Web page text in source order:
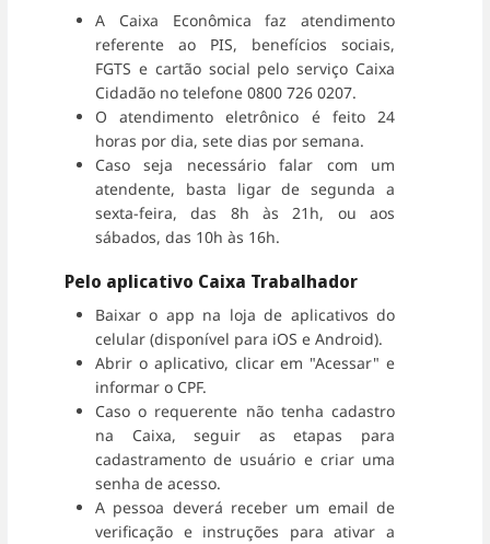
A Caixa Econômica faz atendimento
referente ao PIS, benefícios sociais,
FGTS e cartão social pelo serviço Caixa
Cidadão no telefone 0800 726 0207.
O atendimento eletrônico é feito 24
horas por dia, sete dias por semana.
Caso seja necessário falar com um
atendente, basta ligar de segunda a
sexta-feira, das 8h às 21h, ou aos
sábados, das 10h às 16h.
Pelo aplicativo Caixa Trabalhador
Baixar o app na loja de aplicativos do
celular (disponível para iOS e Android).
Abrir o aplicativo, clicar em "Acessar" e
informar o CPF.
Caso o requerente não tenha cadastro
na Caixa, seguir as etapas para
cadastramento de usuário e criar uma
senha de acesso.
A pessoa deverá receber um email de
verificação e instruções para ativar a